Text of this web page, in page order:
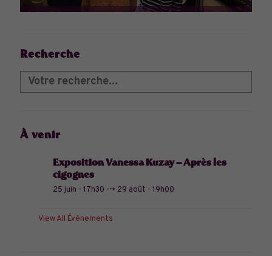
Recherche
À venir
Exposition Vanessa Kuzay – Après les
cigognes
25 juin - 17h30 --> 29 août - 19h00
View All Évènements